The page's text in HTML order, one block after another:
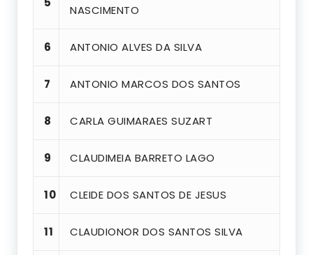
NASCIMENTO
6 ANTONIO ALVES DA SILVA
7 ANTONIO MARCOS DOS SANTOS
8 CARLA GUIMARAES SUZART
9 CLAUDIMEIA BARRETO LAGO
10 CLEIDE DOS SANTOS DE JESUS
11 CLAUDIONOR DOS SANTOS SILVA